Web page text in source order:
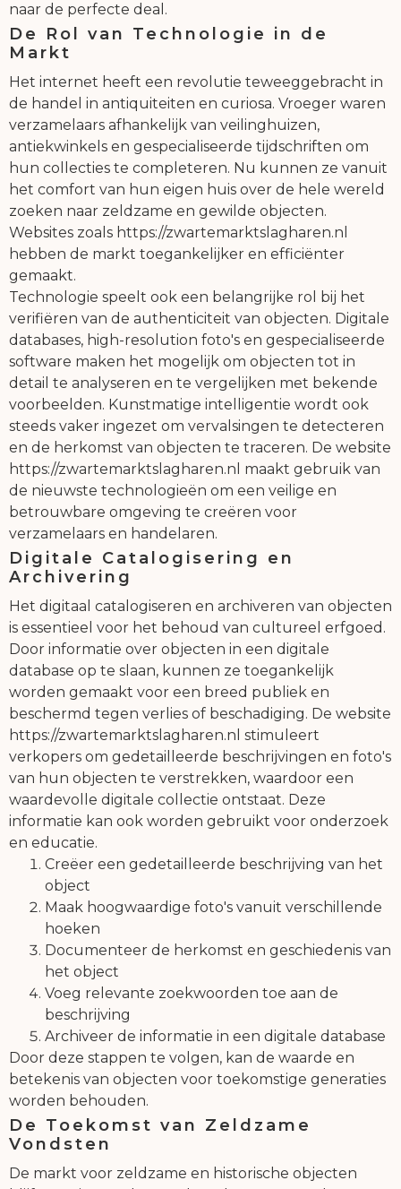
naar de perfecte deal.
De Rol van Technologie in de
Markt
Het internet heeft een revolutie teweeggebracht in
de handel in antiquiteiten en curiosa. Vroeger waren
verzamelaars afhankelijk van veilinghuizen,
antiekwinkels en gespecialiseerde tijdschriften om
hun collecties te completeren. Nu kunnen ze vanuit
het comfort van hun eigen huis over de hele wereld
zoeken naar zeldzame en gewilde objecten.
Websites zoals https://zwartemarktslagharen.nl
hebben de markt toegankelijker en efficiënter
gemaakt.
Technologie speelt ook een belangrijke rol bij het
verifiëren van de authenticiteit van objecten. Digitale
databases, high-resolution foto's en gespecialiseerde
software maken het mogelijk om objecten tot in
detail te analyseren en te vergelijken met bekende
voorbeelden. Kunstmatige intelligentie wordt ook
steeds vaker ingezet om vervalsingen te detecteren
en de herkomst van objecten te traceren. De website
https://zwartemarktslagharen.nl maakt gebruik van
de nieuwste technologieën om een veilige en
betrouwbare omgeving te creëren voor
verzamelaars en handelaren.
Digitale Catalogisering en
Archivering
Het digitaal catalogiseren en archiveren van objecten
is essentieel voor het behoud van cultureel erfgoed.
Door informatie over objecten in een digitale
database op te slaan, kunnen ze toegankelijk
worden gemaakt voor een breed publiek en
beschermd tegen verlies of beschadiging. De website
https://zwartemarktslagharen.nl stimuleert
verkopers om gedetailleerde beschrijvingen en foto's
van hun objecten te verstrekken, waardoor een
waardevolle digitale collectie ontstaat. Deze
informatie kan ook worden gebruikt voor onderzoek
en educatie.
Creëer een gedetailleerde beschrijving van het
object
Maak hoogwaardige foto's vanuit verschillende
hoeken
Documenteer de herkomst en geschiedenis van
het object
Voeg relevante zoekwoorden toe aan de
beschrijving
Archiveer de informatie in een digitale database
Door deze stappen te volgen, kan de waarde en
betekenis van objecten voor toekomstige generaties
worden behouden.
De Toekomst van Zeldzame
Vondsten
De markt voor zeldzame en historische objecten